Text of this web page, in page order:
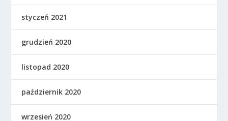
styczeń 2021
grudzień 2020
listopad 2020
październik 2020
wrzesień 2020